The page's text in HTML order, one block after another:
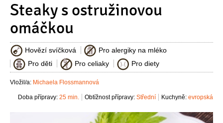
Steaky s ostružinovou
omáčkou
Hovězí svíčková
Pro alergiky na mléko
Pro děti
Pro celiaky Pro diety
Vložil/a: Michaela Flossmannová
Kuchyně: evropská
Obtížnost přípravy: Střední
Doba přípravy: 25 min.